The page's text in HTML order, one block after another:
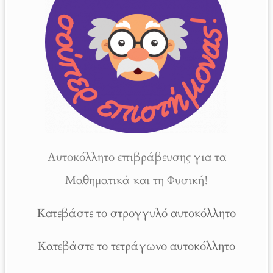
Αυτοκόλλητο επιβράβευσης για τα
Μαθηματικά και τη Φυσική!
Κατεβάστε το στρογγυλό αυτοκόλλητο
Κατεβάστε το τετράγωνο αυτοκόλλητο